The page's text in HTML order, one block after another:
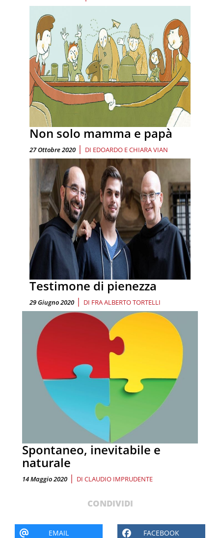
Non solo mamma e papà
27 Ottobre 2020 | DI EDOARDO E CHIARA VIAN
Testimone di pienezza
29 Giugno 2020 | DI FRA ALBERTO TORTELLI
Spontaneo, inevitabile e
naturale
14 Maggio 2020 | DI CLAUDIO IMPRUDENTE
CONDIVIDI
EMAIL FACEBOOK